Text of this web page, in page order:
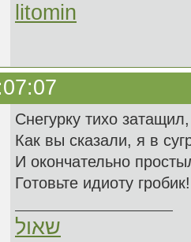
litomin
Снегурку тихо затащил,
Как вы сказали, я в
И окончательно
Готовьте идиоту гробик!
שאול